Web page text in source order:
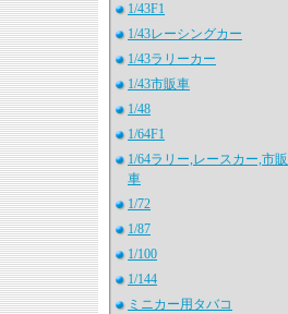
1/43F1
1/43レーシングカー
1/43ラリーカー
1/43市販車
1/48
1/64F1
1/64ラリー,レースカー,市販
車
1/72
1/87
1/100
1/144
ミニカー用タバコ